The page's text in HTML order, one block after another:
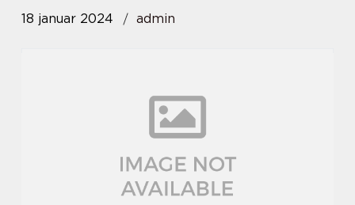
18 januar 2024 admin